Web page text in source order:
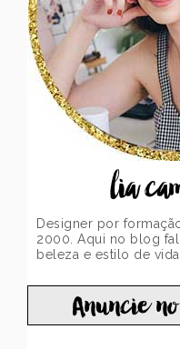
lia
Designer por
2000. Aqui no blog
beleza e estilo de
Anuncie